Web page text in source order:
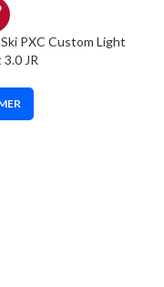
PXC Custom Light
3.0 JR